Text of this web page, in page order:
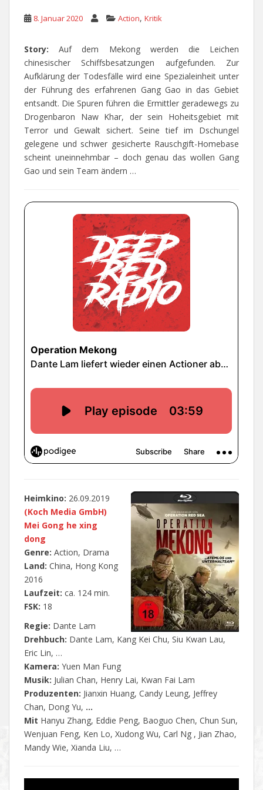
8. Januar 2020 Action, Kritik
Story:Auf dem Mekong werden die Leichen
chinesischer Schiffsbesatzungen aufgefunden. Zur
Aufklärung der Todesfälle wird eine Spezialeinheit unter
der Führung des erfahrenen Gang Gao in das Gebiet
entsandt. Die Spuren führen die Ermittler geradewegs zu
Drogenbaron Naw Khar, der sein Hoheitsgebiet mit
Terror und Gewalt sichert. Seine tief im Dschungel
gelegene und schwer gesicherte Rauschgift-Homebase
scheint uneinnehmbar – doch genau das wollen Gang
Gao und sein Team ändern …
Heimkino: 26.09.2019
(Koch Media GmbH)
Mei Gong he xing
dong
Genre: Action, Drama
Land: China, Hong Kong
2016
Laufzeit: ca. 124 min.
FSK: 18
Regie: Dante Lam
Drehbuch: Dante Lam, Kang Kei Chu, Siu Kwan Lau,
Eric Lin, …
Kamera: Yuen Man Fung
Musik: Julian Chan, Henry Lai, Kwan Fai Lam
Produzenten: Jianxin Huang, Candy Leung, Jeffrey
Chan, Dong Yu, …
Mit Hanyu Zhang, Eddie Peng, Baoguo Chen, Chun Sun,
Wenjuan Feng, Ken Lo, Xudong Wu, Carl Ng , Jian Zhao,
Mandy Wie, Xianda Liu, …